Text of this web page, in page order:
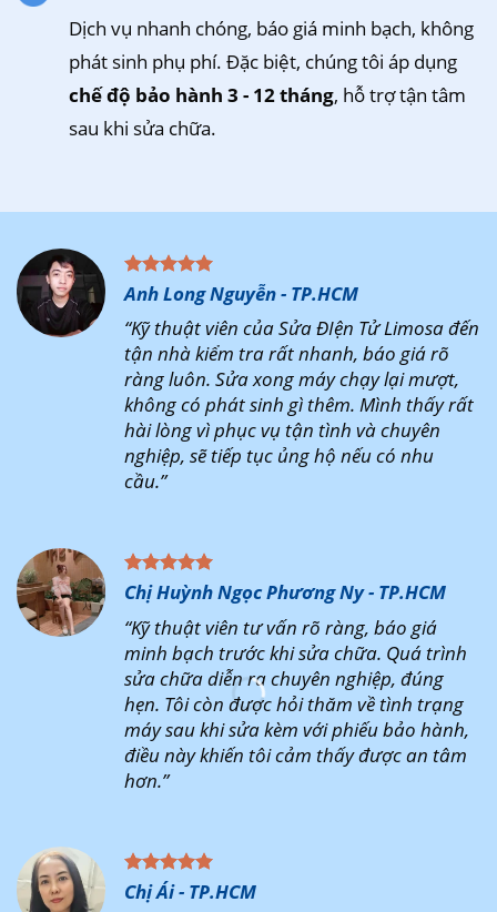
Dịch vụ nhanh chóng, báo giá minh bạch, không
phát sinh phụ phí. Đặc biệt, chúng tôi áp dụng
chế độ bảo hành 3 - 12 tháng, hỗ trợ tận tâm
sau khi sửa chữa.
Anh Long Nguyễn - TP.HCM
“Kỹ thuật viên của Sửa ĐIện Tử Limosa đến
tận nhà kiểm tra rất nhanh, báo giá rõ
ràng luôn. Sửa xong máy chạy lại mượt,
không có phát sinh gì thêm. Mình thấy rất
hài lòng vì phục vụ tận tình và chuyên
nghiệp, sẽ tiếp tục ủng hộ nếu có nhu
cầu.”
Chị Huỳnh Ngọc Phương Ny - TP.HCM
“Kỹ thuật viên tư vấn rõ ràng, báo giá
minh bạch trước khi sửa chữa. Quá trình
sửa chữa diễn ra chuyên nghiệp, đúng
hẹn. Tôi còn được hỏi thăm về tình trạng
máy sau khi sửa kèm với phiếu bảo hành,
điều này khiến tôi cảm thấy được an tâm
hơn.”
Chị Ái - TP.HCM